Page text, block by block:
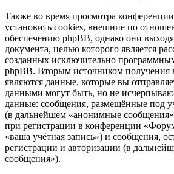
Также во время просмотра
установить cookies, внешние по
обеспечению phpBB, однако они
документа, целью которого является
созданных исключительно
phpBB. Вторым источником
являются данные, которые вы
данными могут быть, но не
данные: сообщения, размещённые под
(в дальнейшем «анонимные
при регистрации в конференции
«ваша учётная запись») и сообщения,
регистрации и авторизации (в
сообщения»).